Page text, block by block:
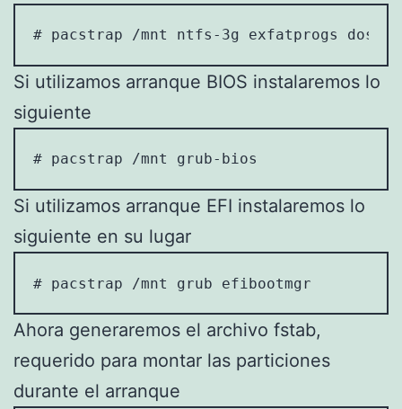
# pacstrap /mnt ntfs-3g exfatprogs
Si utilizamos arranque BIOS instalaremos lo
siguiente
# pacstrap /mnt grub-bios
Si utilizamos arranque EFI instalaremos lo
siguiente en su lugar
# pacstrap /mnt grub efibootmgr
Ahora generaremos el archivo fstab,
requerido para montar las particiones
durante el arranque